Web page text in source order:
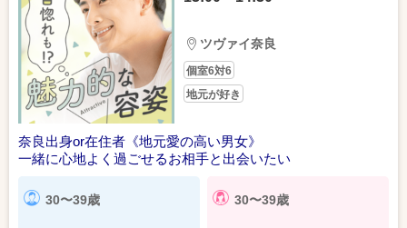
ツヴァイ奈良
個室6対6
地元が好き
奈良出身or在住者《地元愛の高い男女》
一緒に心地よく過ごせるお相手と出会いたい
30〜39歳 30〜39歳